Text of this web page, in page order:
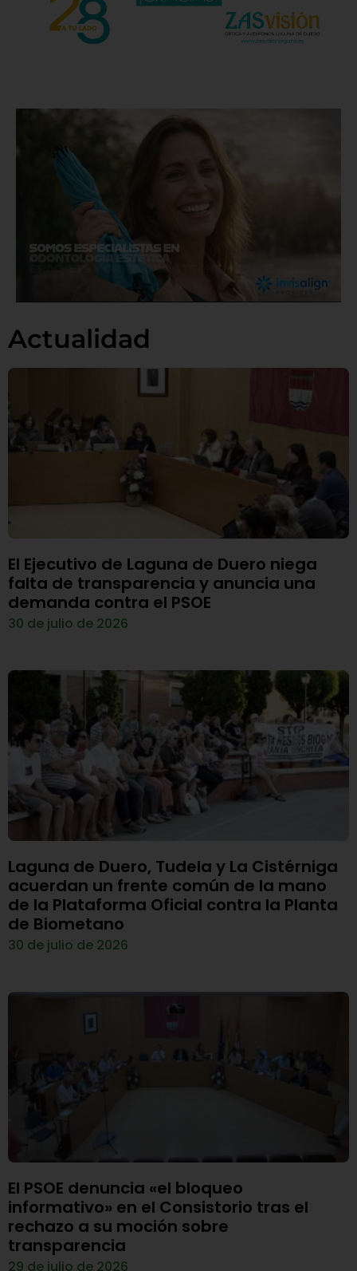
Actualidad
El Ejecutivo de Laguna de Duero niega
falta de transparencia y anuncia una
demanda contra el PSOE
30 de julio de 2026
Laguna de Duero, Tudela y La Cistérniga
acuerdan un frente común de la mano
de la Plataforma Oficial contra la Planta
de Biometano
30 de julio de 2026
El PSOE denuncia «el bloqueo
informativo» en el Consistorio tras el
rechazo a su moción sobre
transparencia
29 de julio de 2026